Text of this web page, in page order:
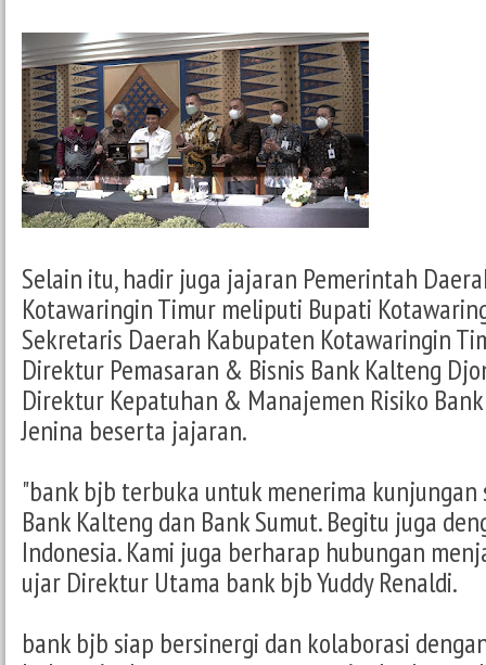
Selain itu, hadir juga jajaran Pemerintah
Kotawaringin Timur meliputi Bupati
Sekretaris Daerah Kabupaten Kotawaringin
Direktur Pemasaran & Bisnis Bank Kalteng
Direktur Kepatuhan & Manajemen Risiko
Jenina beserta jajaran.
"bank bjb terbuka untuk menerima
Bank Kalteng dan Bank Sumut. Begitu juga
Indonesia. Kami juga berharap hubungan
ujar Direktur Utama bank bjb Yuddy Renaldi.
bank bjb siap bersinergi dan kolaborasi